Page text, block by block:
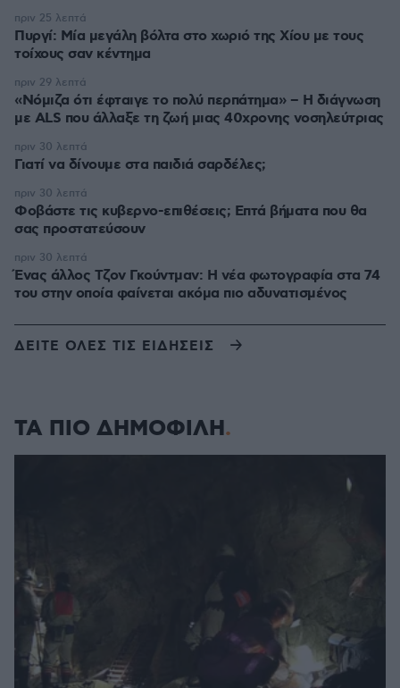
Πυργί: Mία μεγάλη βόλτα στο χωριό της Χίου με τους
τοίχους σαν κέντημα
πριν 25 λεπτά
«Νόμιζα ότι έφταιγε το πολύ περπάτημα» – Η διάγνωση
με ALS που άλλαξε τη ζωή μιας 40χρονης νοσηλεύτριας
πριν 29 λεπτά
Γιατί να δίνουμε στα παιδιά σαρδέλες;
πριν 30 λεπτά
Φοβάστε τις κυβερνο-επιθέσεις; Επτά βήματα που θα
σας προστατεύσουν
πριν 30 λεπτά
Ένας άλλος Τζον Γκούντμαν: H νέα φωτογραφία στα 74
του στην οποία φαίνεται ακόμα πιο αδυνατισμένος
πριν 30 λεπτά
ΔΕΙΤΕ ΟΛΕΣ ΤΙΣ ΕΙΔΗΣΕΙΣ
ΤΑ ΠΙΟ ΔΗΜΟΦΙΛΗ